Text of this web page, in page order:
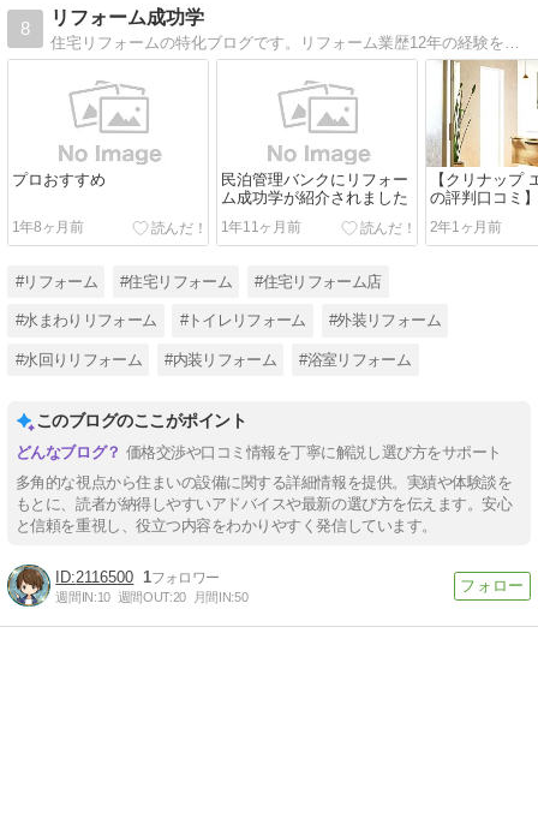
8
リフォーム成功学
住宅リフォームの特化ブログです。リフォーム業歴12年の経験をもとに、失敗しない方法から、見積もりを安くするコツを公開しています。
プロおすすめ
1年8ヶ月前
民泊管理バンクにリフォー
ム成功学が紹介されました
1年11ヶ月前
【クリナップ
の評判口コミ
ト、価格もプ
説！
2年1ヶ月前
#リフォーム #住宅リフォーム #住宅リフォーム店
#水まわりリフォーム #トイレリフォーム #外装リフォーム
#水回りリフォーム #内装リフォーム #浴室リフォーム
このブログのここがポイント
価格交渉や口コミ情報を丁寧に解説し選び方をサポート
多角的な視点から住まいの設備に関する詳細情報を提供。実績や体験談を
もとに、読者が納得しやすいアドバイスや最新の選び方を伝えます。安心
と信頼を重視し、役立つ内容をわかりやすく発信しています。
2116500 1
週間IN:10 週間OUT:20 月間IN:50